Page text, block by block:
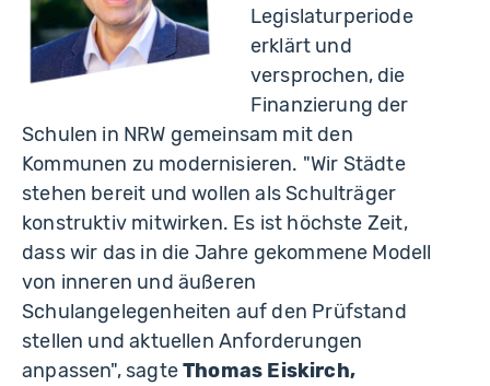
Legislaturperiode
erklärt und
versprochen, die
Finanzierung der
Schulen in NRW gemeinsam mit den
Kommunen zu modernisieren. "Wir Städte
stehen bereit und wollen als Schulträger
konstruktiv mitwirken. Es ist höchste Zeit,
dass wir das in die Jahre gekommene Modell
von inneren und äußeren
Schulangelegenheiten auf den Prüfstand
stellen und aktuellen Anforderungen
anpassen", sagteThomas Eiskirch,